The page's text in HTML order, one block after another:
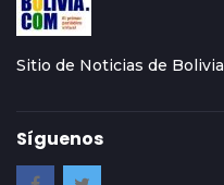
Sitio de Noticias de Bolivia
Síguenos